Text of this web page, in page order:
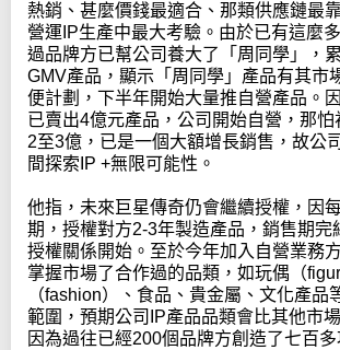
熱銷、甚麼價錢最適合、那類供應鏈最
營運IP生產中最大考驗。由於已有這麼
過品牌方已幫公司養大了「周同學」，
GMV產品，顯示「周同學」產品有其市
便計劃，下半年開始大量推自營產品。
已賣出4億元產品，公司開始自營，那怕
2至3億，已是一個大額增長銷售，故公
間探索IP +無限可能性。
他指，未來巨星傳奇仍會繼續授權，因
期，授權對方2-3年製造產品，銷售期完
授權關係開始。至於今年加入自營業務
掌握市場了合作過的品類，如玩偶（
（fashion）、食品、貴金屬、文化產品
範圍，預期公司IP產品品類會比其他市
因為過往已經200個品牌方創造了七百